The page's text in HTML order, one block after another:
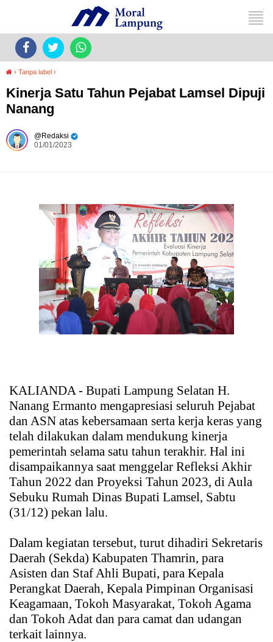
› Tanpa label ›
Kinerja Satu Tahun Pejabat Lamsel Dipuji
Nanang
Redaksi
01/01/2023
KALIANDA - Bupati Lampung Selatan H.
Nanang Ermanto mengapresiasi seluruh Pejabat
dan ASN atas kebersamaan serta kerja keras yang
telah dilakukan dalam mendukung kinerja
pemerintah selama satu tahun terakhir. Hal ini
disampaikannya saat menggelar Refleksi Akhir
Tahun 2022 dan Proyeksi Tahun 2023, di Aula
Sebuku Rumah Dinas Bupati Lamsel, Sabtu
(31/12) pekan lalu.
Dalam kegiatan tersebut, turut dihadiri Sekretaris
Daerah (Sekda) Kabupaten Thamrin, para
Asisten dan Staf Ahli Bupati, para Kepala
Perangkat Daerah, Kepala Pimpinan Organisasi
Keagamaan, Tokoh Masyarakat, Tokoh Agama
dan Tokoh Adat dan para camat dan udangan
terkait lainnya.